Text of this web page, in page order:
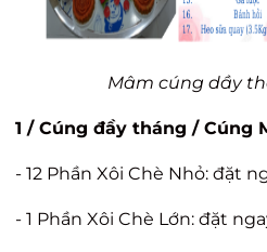
Mâm cúng dầy
1 / Cúng đầy tháng / Cúng
- 12 Phần Xôi Chè Nhỏ: đặt
- 1 Phần Xôi Chè Lớn: đặt